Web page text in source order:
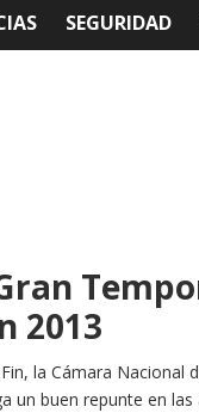
SEGURIDAD
2013
la Cámara Nacional
un buen repunte en